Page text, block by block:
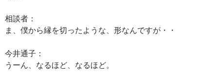
相談者：
ま、僕から縁を切ったような、形なんですが・・
今井通子：
うーん、なるほど、なるほど。